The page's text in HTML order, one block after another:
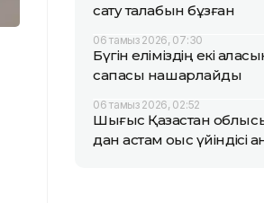
сату талабын бұзған
06 тамыз 2026, 07:30
Бүгін еліміздің екі
сапасы нашарлайды
06 тамыз 2026, 02:52
Шығыс Қазақстан
дан астам қоқыс үйіндісі